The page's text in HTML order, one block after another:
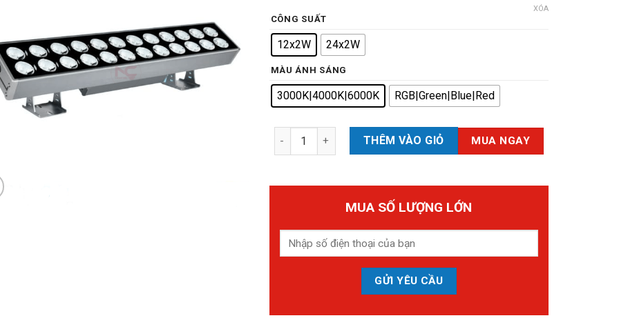
CÔNG SUẤT
12x2W 24x2W
MÀU ÁNH SÁNG
3000K|4000K|6000K RGB|Green|Blue|Red
XÓA
Đèn Led Thanh Thấu Kính NLTTK số lượng
THÊM VÀO GIỎ MUA NGAY
MUA SỐ LƯỢNG LỚN